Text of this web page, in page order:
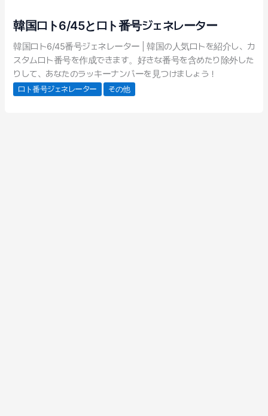
韓国ロト6/45とロト番号ジェネレーター
韓国ロト6/45番号ジェネレーター | 韓国の人気ロトを紹介し、カ
スタムロト番号を作成できます。好きな番号を含めたり除外した
りして、あなたのラッキーナンバーを見つけましょう！
ロト番号ジェネレーター その他